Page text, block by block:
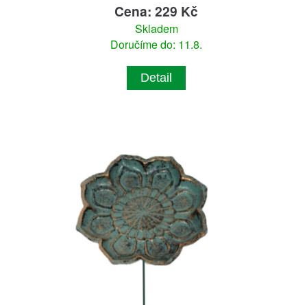
Cena: 229 Kč
Skladem
Doručíme do: 11.8.
Detail